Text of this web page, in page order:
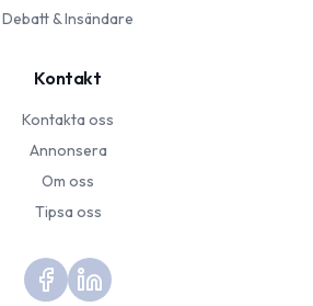
Debatt & Insändare
Kontakt
Kontakta oss
Annonsera
Om oss
Tipsa oss